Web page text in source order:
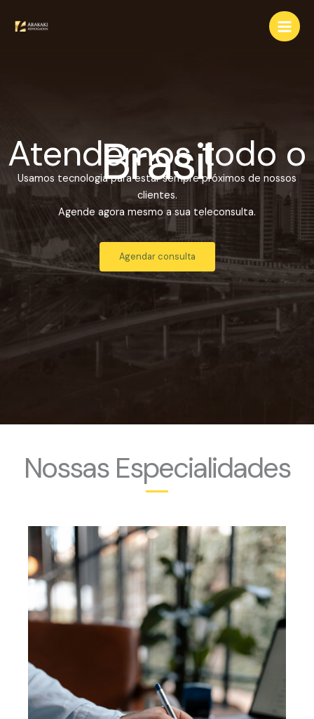
para
Atendemos todo o
Brasil
Usamos tecnologia para estar sempre próximos de nossos
clientes.
Agende agora mesmo a sua teleconsulta.
Agendar consulta
Nossas Especialidades